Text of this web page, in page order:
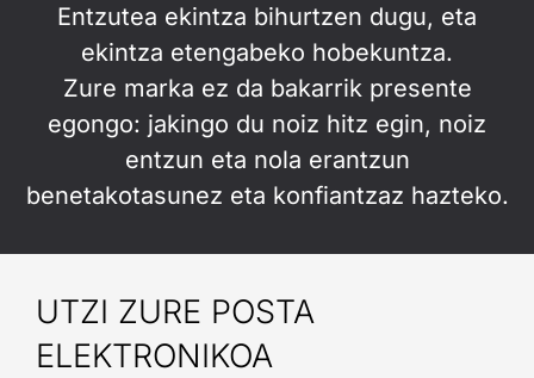
Entzutea ekintza bihurtzen dugu, eta
ekintza etengabeko hobekuntza.
Zure marka ez da bakarrik presente
egongo: jakingo du noiz hitz egin, noiz
entzun eta nola erantzun
benetakotasunez eta konfiantzaz hazteko.
UTZI ZURE POSTA
ELEKTRONIKOA